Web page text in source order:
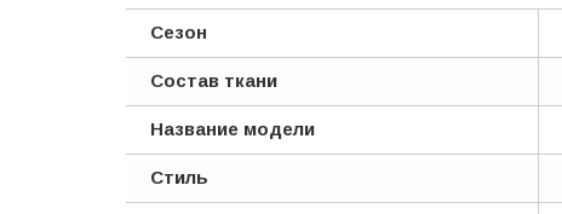
Сезон
Состав ткани
Название модели
Стиль